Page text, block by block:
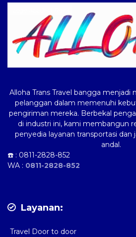
Alloha Trans Travel bangga menjadi
pelanggan dalam memenuhi
pengiriman mereka. Berbekal
di industri ini, kami membangun
penyedia layanan transportasi dan
andal.
☎️ : 0811-2828-852
WA : 0811-2828-852
Layanan:
Travel Door to door